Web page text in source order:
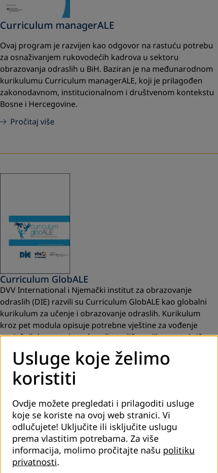
Curriculum managerALE
Ovaj program je razvijen kao odgovor na rastuću potrebu
za osnaživanjem rukovodećih kadrova u sektoru
obrazovanja odraslih u BiH. Baziran je na međunarodnom
kurikulumu Curriculum managerALE, koji je prilagođen
zakonodavnom, institucionalnom i društvenom kontekstu
Bosne i Hercegovine.
Pročitaj više
Curriculum GlobALE
DVV International i Njemački institut za obrazovanje
odraslih (DIE) razvili su Curriculum GlobALE kao globalni
kurikulum za učenje i obrazovanje odraslih. Kurikulum
kroz pet modula opisuje potrebne vještine za vođenje
uspješnih kurseva i predstavlja vodič za njihovu praktičnu
primjenu.
Pročitaj više
Usluge koje želimo
koristiti
Ovdje možete pregledati i prilagoditi usluge
koje se koriste na ovoj web stranici. Vi
odlučujete! Uključite ili isključite uslugu
prema vlastitim potrebama. Za više
informacija, molimo pročitajte našu politiku
privatnosti.